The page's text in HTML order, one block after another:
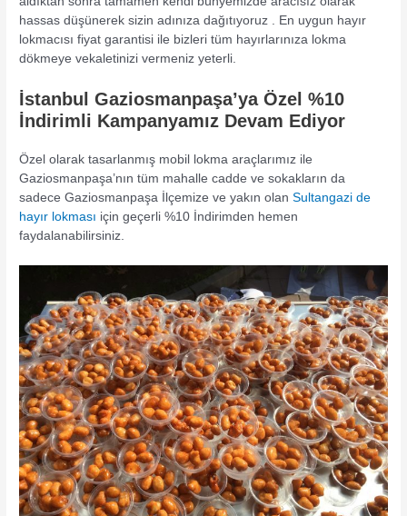
hassas düşünerek sizin adınıza dağıtıyoruz . En uygun hayır
lokmacısı fiyat garantisi ile bizleri tüm hayırlarınıza lokma
dökmeye vekaletinizi vermeniz yeterli.
İstanbul Gaziosmanpaşa’ya Özel %10
İndirimli Kampanyamız Devam Ediyor
Özel olarak tasarlanmış mobil lokma araçlarımız ile
Gaziosmanpaşa’nın tüm mahalle cadde ve sokakların da
sadece Gaziosmanpaşa İlçemize ve yakın olanSultangazi de
hayır lokması için geçerli %10 İndirimden hemen
faydalanabilirsiniz.